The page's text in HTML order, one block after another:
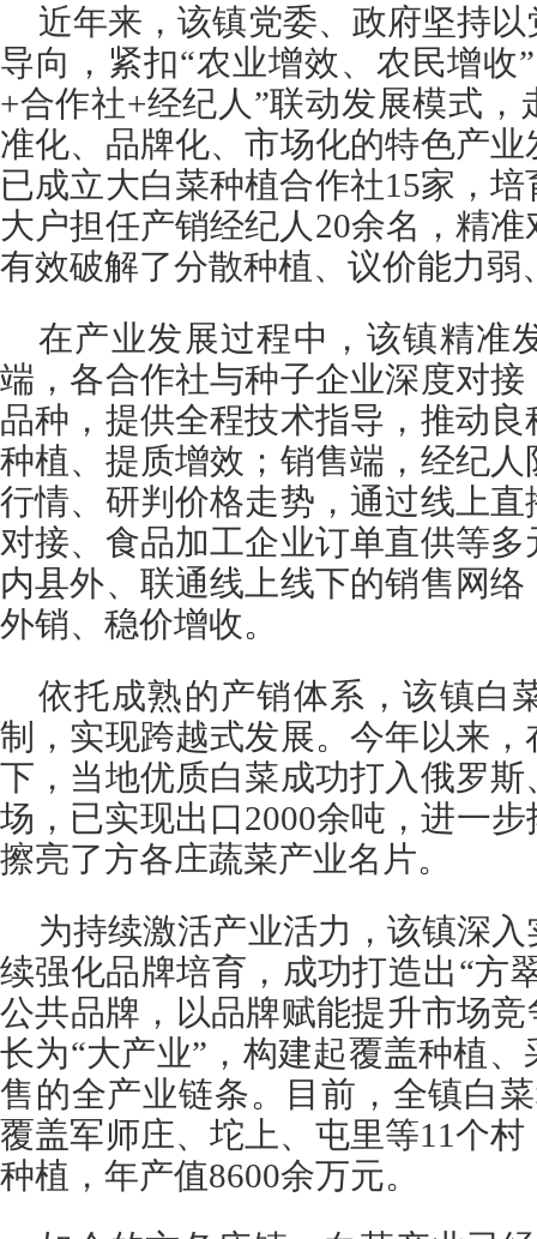
近年来，该镇党委、政府坚持
导向，紧扣“农业增效、农民增收
+合作社+经纪人”联动发展模式，
准化、品牌化、市场化的特色产
已成立大白菜种植合作社15家，
大户担任产销经纪人20余名，精
有效破解了分散种植、议价能力弱
在产业发展过程中，该镇精准
端，各合作社与种子企业深度对
品种，提供全程技术指导，推动
种植、提质增效；销售端，经纪
行情、研判价格走势，通过线上
对接、食品加工企业订单直供等
内县外、联通线上线下的销售网
外销、稳价增收。
依托成熟的产销体系，该镇白
制，实现跨越式发展。今年以来
下，当地优质白菜成功打入俄罗
场，已实现出口2000余吨，进一
擦亮了方各庄蔬菜产业名片。
为持续激活产业活力，该镇深
续强化品牌培育，成功打造出“方
公共品牌，以品牌赋能提升市场
长为“大产业”，构建起覆盖种植
售的全产业链条。目前，全镇白
覆盖军师庄、坨上、屯里等11个
种植，年产值8600余万元。